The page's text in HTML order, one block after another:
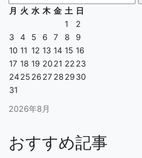
索:
2026年8月
月 火 水 木 金 土 日
1
2
3
4 5 6 7 8
9
10 11 12 13 14 15 16
17 18 19 20 21 22 23
2425 26 27 28 29 30
31
おすすめ記事